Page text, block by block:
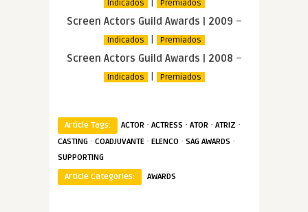
Indicados Premiados
Screen Actors Guild Awards | 2009 –
Indicados | Premiados
Screen Actors Guild Awards | 2008 –
Indicados | Premiados
Article Tags: ACTOR · ACTRESS · ATOR · ATRIZ ·
CASTING · COADJUVANTE · ELENCO · SAG AWARDS ·
SUPPORTING
Article Categories:
AWARDS